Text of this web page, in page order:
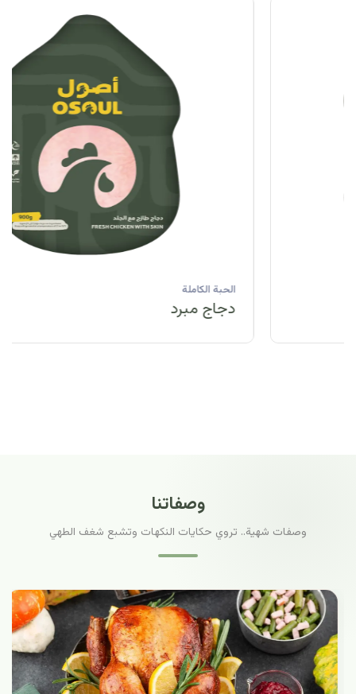
وصفاتنا
وصفات شهية.. تروي حكايات النكهات وتشبع شغف الطهي